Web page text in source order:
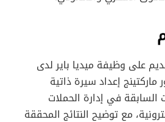
على وظيفة ميديا باير لدى
إعداد سيرة ذاتية
السابقة في إدارة الحملات
مع توضيح النتائج المحققة